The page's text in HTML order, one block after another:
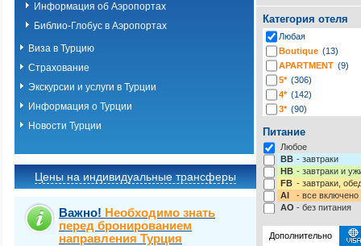
Информация об Аэропортах
Библио-Глобус в Аэропортах
Виза в Турцию
Страхование
Экскурсии и услуги в Турции
Информация о Турции
Новости Турции
Цены на индивидуальные трансферы
Важно! Необходимо знать
перед бронированием
направления Турция
Категория отеля
Любая
Boutique (13)
APARTMENT (9)
5* (306)
4* (142)
3* (90)
-* (4)
Питание
Любое
BB - завтраки
HB - завтраки и
FB - завтраки,
AI
- все включено
AO - без питания
Дополнительно